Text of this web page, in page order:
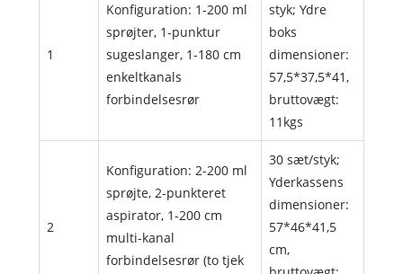
1
Konfiguration: 1-200 ml
sprøjter, 1-punktur
sugeslanger, 1-180 cm
enkeltkanals
forbindelsesrør
styk; Ydre
boks
dimensioner:
57,5*37,5*41,
bruttovægt:
11kgs
2
Konfiguration: 2-200 ml
sprøjte, 2-punkteret
aspirator, 1-200 cm
multi-kanal
forbindelsesrør (to tjek
30 sæt/styk;
Yderkassens
dimensioner:
57*46*41,5
cm,